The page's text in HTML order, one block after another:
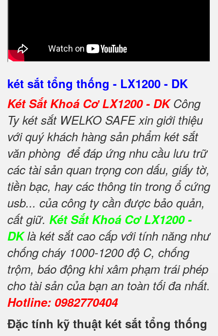
két sắt tổng thống - LX1200 - DK
Két Sắt Khoá Cơ LX1200 - DKCông
Ty két sắt WELKO SAFE xin giới thiệu
với quý khách hàng sản phẩm két sắt
văn phòng để đáp ứng nhu cầu lưu trữ
các tài sản quan trọng con dấu, giấy tờ,
tiền bạc, hay các thông tin trong ổ cứng
usb... của công ty cần được bảo quản,
cất giữ. Két Sắt Khoá Cơ LX1200 -
DKlà két sắt cao cấp với tính năng như
chống cháy 1000-1200 độ C, chống
trộm, báo động khi xâm phạm trái phép
cho tài sản của bạn an toàn tối đa nhất.
Hotline: 0982770404
Đặc tính kỹ thuật két sắt tổng thống